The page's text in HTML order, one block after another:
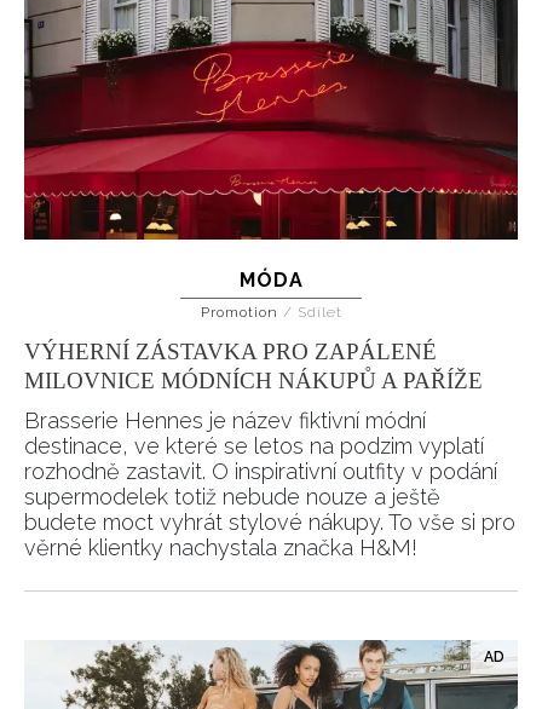
MÓDA
Promotion / Sdílet
VÝHERNÍ ZÁSTAVKA PRO ZAPÁLENÉ
MILOVNICE MÓDNÍCH NÁKUPŮ A PAŘÍŽE
Brasserie Hennes je název fiktivní módní
destinace, ve které se letos na podzim vyplatí
rozhodně zastavit. O inspirativní outfity v podání
supermodelek totiž nebude nouze a ještě
budete moct vyhrát stylové nákupy. To vše si pro
věrné klientky nachystala značka H&M!